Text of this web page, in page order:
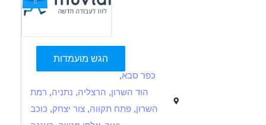
הגש מועמדות
כפר סבא,
הוד השרון, הרצליה, נתניה, רמת
השרון, פתח תקווה, צור יצחק, כוכב